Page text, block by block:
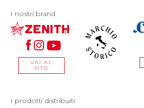
I nostri brand
VAI AL
SITO
I prodotti distribuiti